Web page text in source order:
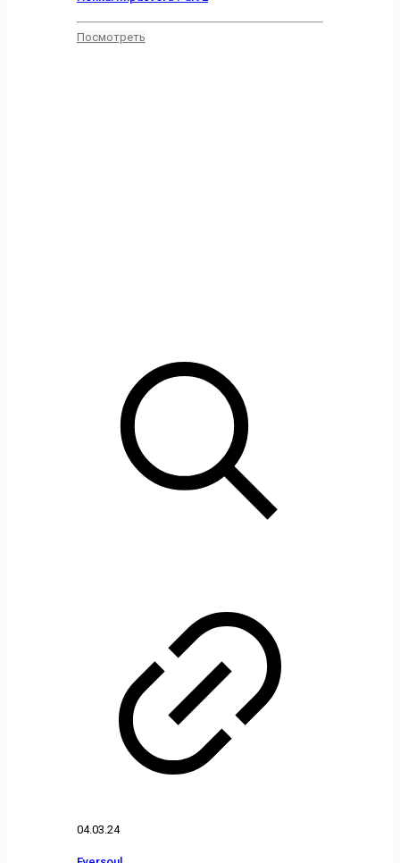
Посмотреть
04.03.24